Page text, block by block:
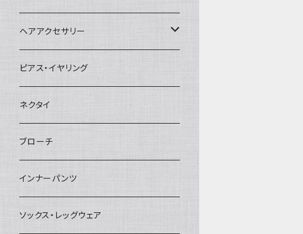
ヘアアクセサリー
ヘアクリップ
ヘッドドレス・カチューシャ
ヘアゴム
簪
ピアス・イヤリング
ネクタイ
ブローチ
インナーパンツ
ソックス・レッグウェア